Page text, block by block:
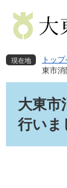
先
で
を
ば
へ
現在地 トッ
東市消
大東市
行いま